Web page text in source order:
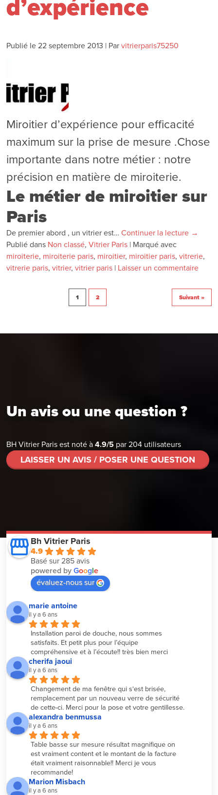
d’expérience
Publié le 22 septembre 2013 | Par vitrierparis75250
Miroitier d’expérience pour efficacité
maximum sur la prise de mesure .Chose
importante dans notre métier : notre
précision en matière de miroiterie.
Le métier de miroitier sur
Paris
De premier abord , un vitrier est…Continuer la lecture →
Publié dans Non classé,Vitrier Paris | Marqué avec
miroiterie, miroiterie paris, miroitier, miroitier paris,vitrerie,
vitrerie paris,vitrier,vitrier paris | Laisser un commentaire
1 2 Suivant »
Un avis ou une question ?
BH Vitrier Paris est noté à4.9/5 par204 utilisateurs
LAISSER UN AVIS / POSER UNE QUESTION
Bh Vitrier Paris
4.9
Basé sur 285 avis
powered byGoogle
évaluez-nous sur
marie antoine
il y a 6 ans
Installation paroi de douche, nous sommes
satisfaits. Et petit plus pour l’équipe
compréhensive et à l’écoute!! très bien merci
cherifa jaoui
il y a 6 ans
Changement de ma fenêtre qui s‘est brisée,
remplacement par un nouveau verre de sécurité
de cette-ci. Merci pour la pose et votre gentillesse.
alexandra benmussa
il y a 6 ans
Table basse sur mesure résultat magnifique on
est vraiment content et le montant de la facture
était vraiment raisonnable!! Merci je vous
recommande!
Marion Misbach
il y a 6 ans